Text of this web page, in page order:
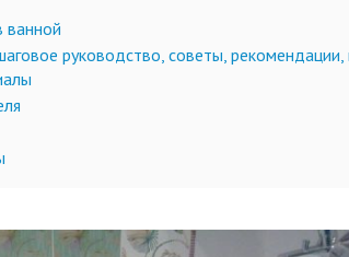
ванной
руководство, советы,